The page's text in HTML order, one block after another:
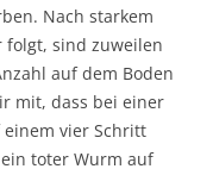
Nach starkem
folgt, sind zuweilen
auf dem Boden
mit, dass bei einer
einem vier Schritt
toter Wurm auf